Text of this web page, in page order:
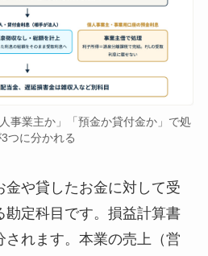
事業主か」「預金か貸付金か」で処
つに分かれる
金や貸したお金に対して受
勘定科目です。損益計算書
されます。本業の売上（営